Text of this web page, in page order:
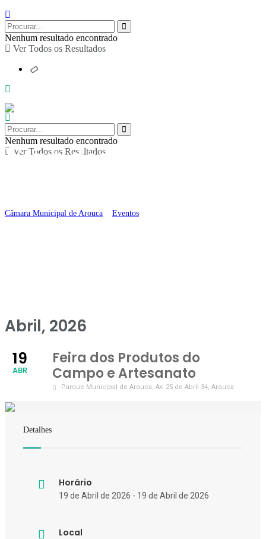
Nenhum resultado encontrado
Ver Todos os Resultados
Nenhum resultado encontrado
Ver Todos os Resultados
Feira dos Produtos do
Câmara Municipal de Arouca Eventos
Abril, 2026
19
ABR
Feira dos Produtos do
Campo e Artesanato
Parque Municipal de Arouca, Av. 25 de Abril 34, Arouca
Detalhes
Horário
19 de Abril de 2026 - 19 de Abril de 2026
Local